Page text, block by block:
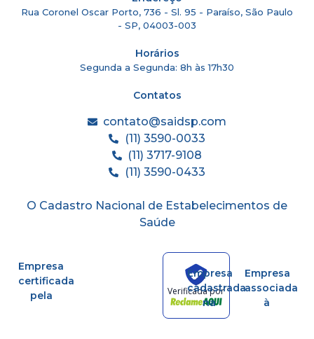
Rua Coronel Oscar Porto, 736 - Sl. 95 - Paraíso, São Paulo
- SP, 04003-003
Horários
Segunda a Segunda: 8h às 17h30
Contatos
contato@saidsp.com
(11) 3590-0033
(11) 3717-9108
(11) 3590-0433
O Cadastro Nacional de Estabelecimentos de
Saúde
Empresa
certificada
pela
Verificada por
Empresa
cadastrada
na
Empresa
associada
à